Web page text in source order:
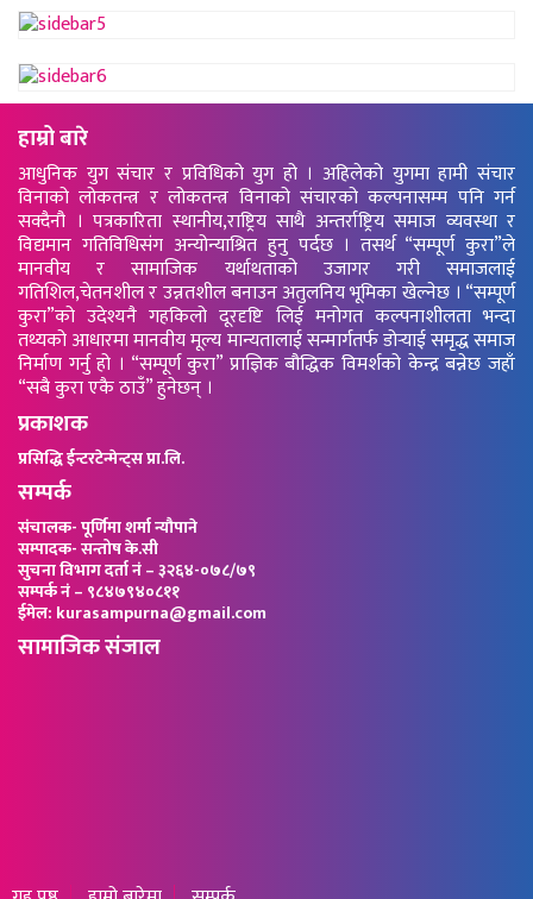
हाम्रो बारे
आधुनिक युग संचार र प्रविधिको युग हो । अहिलेको युगमा हामी संचार
विनाको लोकतन्त्र र लोकतन्त्र विनाको संचारको कल्पनासम्म पनि गर्न
सक्दैनौ । पत्रकारिता स्थानीय,राष्ट्रिय साथै अन्तर्राष्ट्रिय समाज व्यवस्था र
विद्यमान गतिविधिसंग अन्योन्याश्रित हुनु पर्दछ । तसर्थ “सम्पूर्ण कुरा”ले
मानवीय र सामाजिक यर्थाथताको उजागर गरी समाजलाई
गतिशिल,चेतनशील र उन्नतशील बनाउन अतुलनिय भूमिका खेल्नेछ । “सम्पूर्ण
कुरा”को उदेश्यनै गहकिलो दूरदृष्टि लिई मनोगत कल्पनाशीलता भन्दा
तथ्यको आधारमा मानवीय मूल्य मान्यतालाई सन्मार्गतर्फ डोर्‍याई समृद्ध समाज
निर्माण गर्नु हो । “सम्पूर्ण कुरा” प्राज्ञिक बौद्धिक विमर्शको केन्द्र बन्नेछ जहाँ
“सबै कुरा एकै ठाउँ” हुनेछन् ।
प्रकाशक
प्रसिद्धि ईन्टरटेन्मेन्ट्स प्रा.लि.
सम्पर्क
संचालक- पूर्णिमा शर्मा न्यौपाने
सम्पादक- सन्तोष के.सी
सुचना विभाग दर्ता नं – ३२६४-०७८/७९
सम्पर्क नं – ९८४७९४०८११
ईमेल: kurasampurna@gmail.com
सामाजिक संजाल